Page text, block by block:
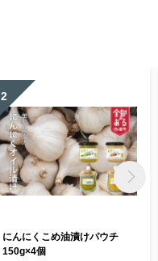
2
にんにくこめ油漬けパウチ
150g×4個